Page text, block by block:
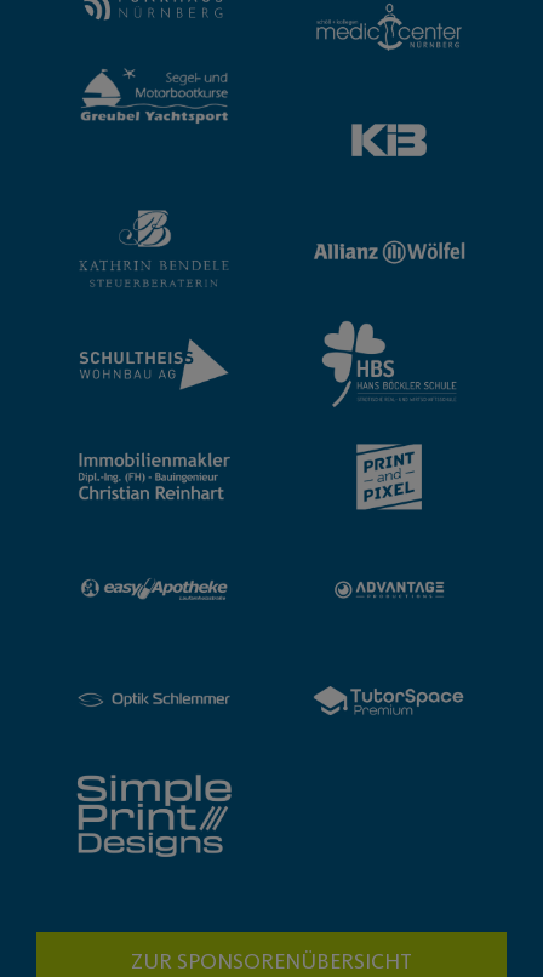
ZUR SPONSORENÜBERSICHT